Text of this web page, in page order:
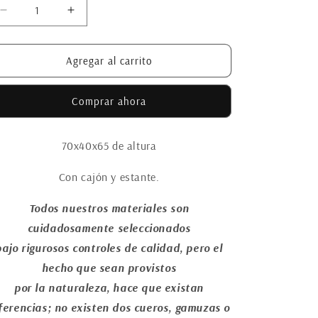
Reducir
cantidad
para
de
Aumentar
cantidad
para
Mesa
de
Tirifila
Agregar al carrito
Comprar ahora
70x40x65 de altura
Con cajón y estante.
Todos nuestros materiales son
cuidadosamente seleccionados
rigurosos controles de calidad, pero el
hecho que sean provistos
por la naturaleza, hace que existan
no existen dos cueros, gamuzas o